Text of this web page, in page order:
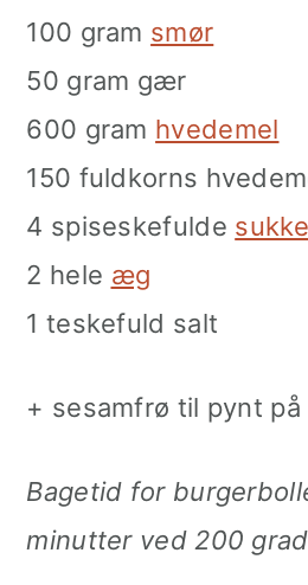
100 gram smør
50 gram gær
600 gram hvedemel
150 fuldkorns
4 spiseskefulde
2 hele æg
1 teskefuld salt
+ sesamfrø til pynt
Bagetid for
minutter ved 200